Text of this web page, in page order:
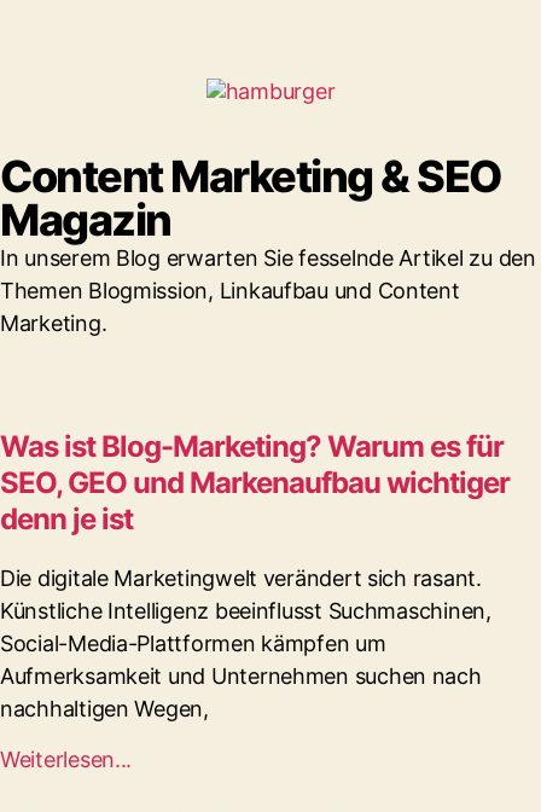
Content Marketing & SEO
Magazin
In unserem Blog erwarten Sie fesselnde Artikel zu den
Themen Blogmission, Linkaufbau und Content
Marketing.
Was ist Blog-Marketing? Warum es für
SEO, GEO und Markenaufbau wichtiger
denn je ist
Die digitale Marketingwelt verändert sich rasant.
Künstliche Intelligenz beeinflusst Suchmaschinen,
Social-Media-Plattformen kämpfen um
Aufmerksamkeit und Unternehmen suchen nach
nachhaltigen Wegen,
Weiterlesen...